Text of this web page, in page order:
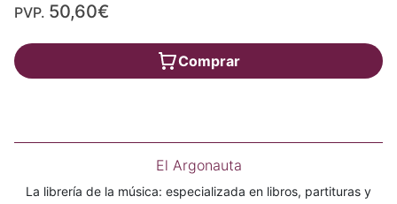
PVP. 50,60€
Comprar
El Argonauta
La librería de la música: especializada en libros, partituras y